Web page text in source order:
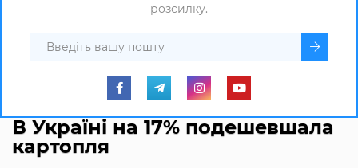
розсилку.
В Україні на 17% подешевшала
картопля